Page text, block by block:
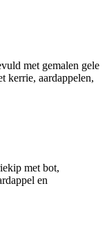
met gemalen gele
kerrie, aardappelen,
met bot,
en